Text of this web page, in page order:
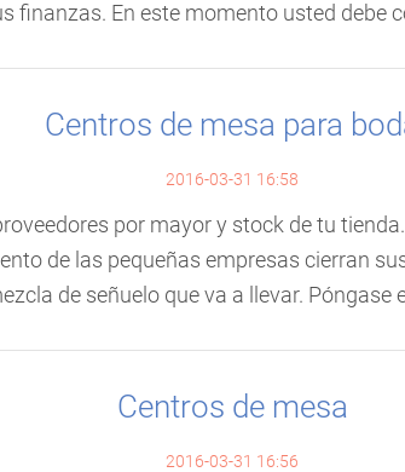
finanzas. En este momento usted debe
Centros de mesa para
2016-03-31 16:58
por mayor y stock de tu
de las pequeñas empresas cierran
de señuelo que va a llevar. Póngase
Centros de mesa
2016-03-31 16:56